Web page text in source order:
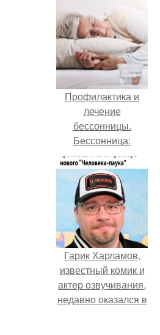
Профилактика и
лечение
бессонницы.
Бессонница:
болезнь или не
болезнь?
Гарик Харламов,
известный комик и
актер озвучивания,
недавно оказался в